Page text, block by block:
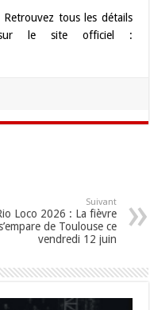
Retrouvez tous les détails
sur le site officiel :
Suivant
Loco 2026 : La fièvre
de Toulouse ce
vendredi 12 juin